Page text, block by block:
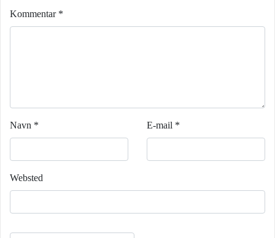
Kommentar *
Navn * E-mail *
Websted